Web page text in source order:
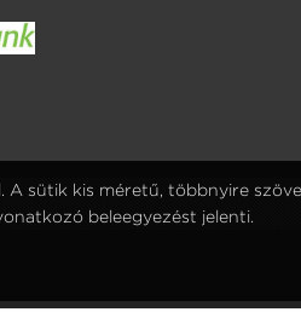
sütik kis méretű, többnyire
beleegyezést jelenti.